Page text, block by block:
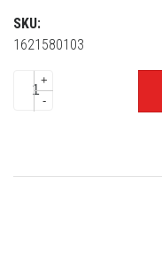
SKU:
1621580103
+
-